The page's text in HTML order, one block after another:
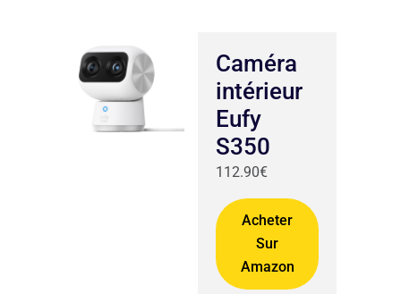
Caméra
intérieur
Eufy
S350
112.90€
Acheter
Sur
Amazon